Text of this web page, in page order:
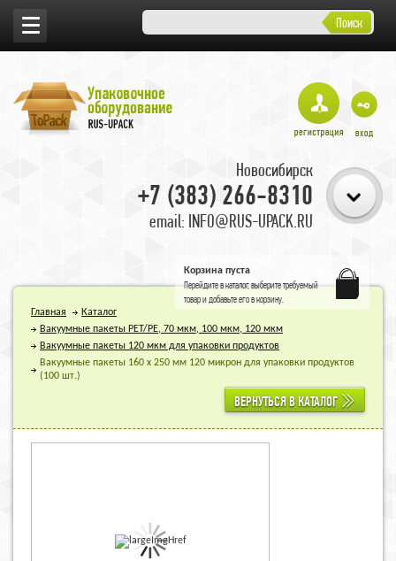
Поиск
Новосибирск
+7 (383) 266-8310
email: INFO@RUS-UPACK.RU
Корзина пуста
Перейдите вкаталог, выберите требуемый
товар и добавьте его в корзину.
Главная
Каталог
Вакуумные пакеты PET/PE, 70 мкм, 100 мкм, 120 мкм
Вакуумные пакеты 120 мкм для упаковки продуктов
Вакуумные пакеты 160 х 250 мм 120 микрон для упаковки продуктов
(100 шт.)
ВЕРНУТЬСЯ В КАТАЛОГ